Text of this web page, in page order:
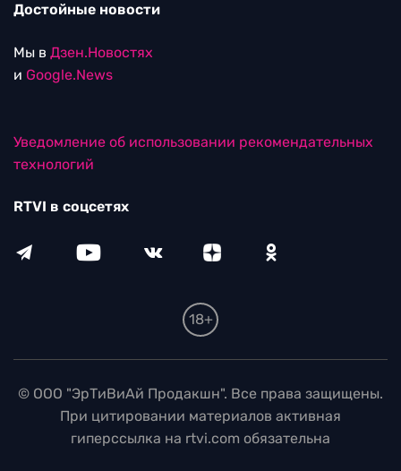
Достойные новости
Мы в Дзен.Новостях
и Google.News
Уведомление об использовании рекомендательных
технологий
RTVI в соцсетях
18+
© ООО "ЭрТиВиАй Продакшн". Все права защищены.
При цитировании материалов активная
гиперссылка на rtvi.com обязательна